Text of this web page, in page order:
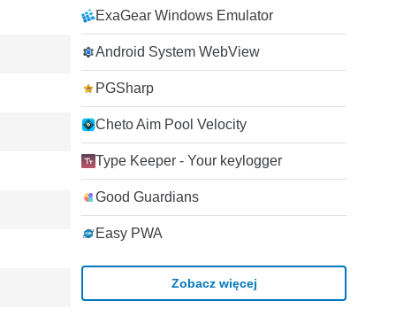
ExaGear Windows Emulator
Android System WebView
PGSharp
Cheto Aim Pool Velocity
Type Keeper - Your keylogger
Good Guardians
Easy PWA
Zobacz więcej